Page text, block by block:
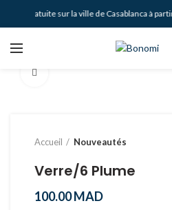
Gratuite sur la ville de Casablanca à partir
Accueil Nouveautés
Verre/6 Plume
100.00MAD